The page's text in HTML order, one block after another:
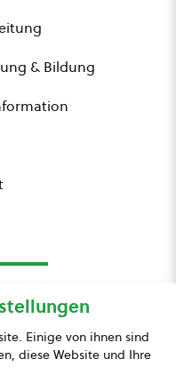
& Bildung
Einige von ihnen sind
diese Website und Ihre